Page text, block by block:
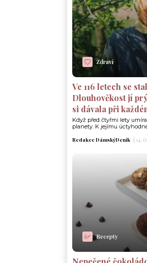
Zdraví
Ve 116 letech se
Dlouhověkost jí
si dávala při
Když před čtyřmi lety
planety. K jejímu
Redakce DámskýDeník | 14.
Recepty